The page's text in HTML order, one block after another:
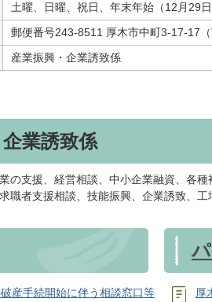
土曜、日曜、祝日、年末年始（12月29日
郵便番号243-8511 厚木市中町3-17-17（
産業振興・企業誘致係
業誘致係
の支援、経営相談、中小企業融資、各種
職者支援相談、技能振興、企業誘致、
産手続開始に伴う相談窓口等
厚